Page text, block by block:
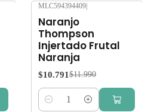
MLC594394409
Naranjo
Thompson
Injertado Frutal
Naranja
$10.791 $11.990
Cantidad